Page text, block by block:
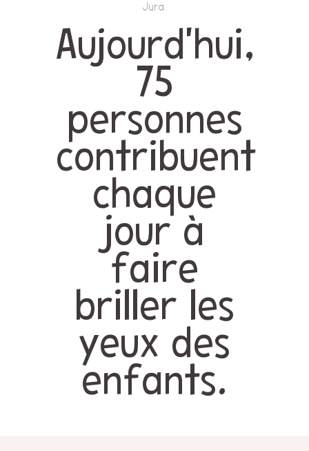
Jura.
Aujourd'hui,
75
personnes
contribuent
chaque
jour à
faire
briller les
yeux des
enfants.